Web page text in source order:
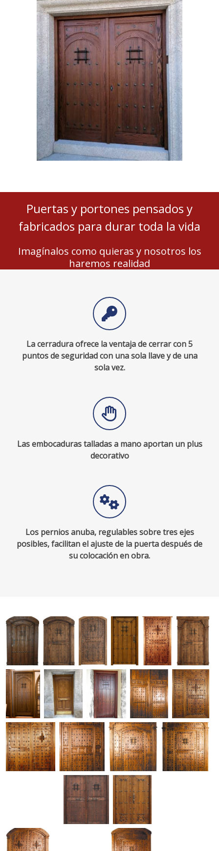
Puertas y portones pensados y
fabricados para durar toda la vida
Imagínalos como quieras y nosotros los
haremos realidad
La cerradura ofrece la ventaja de cerrar con 5
puntos de seguridad con una sola llave y de una
sola vez.
Las embocaduras talladas a mano aportan un plus
decorativo
Los pernios anuba, regulables sobre tres ejes
posibles, facilitan el ajuste de la puerta después de
su colocación en obra.